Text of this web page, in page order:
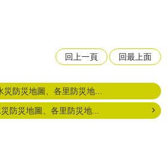
回上一頁 回最上面
災防災地圖、各里防災地...
防災地圖、各里防災地...